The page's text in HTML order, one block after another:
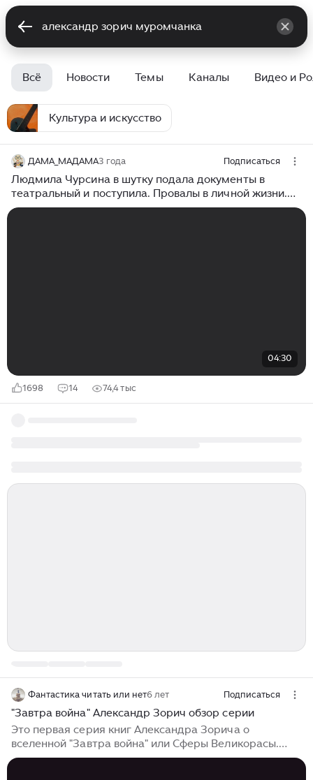
Всё Новости Темы Каналы Видео и
Культура и искусство
ДАМА_МАДАМА3 года Подписаться
Людмила Чурсина в шутку подала документы в
театральный и поступила. Провалы в личной жизни.
#новости #звездышоубизнеса #звездныеновости
04:30
1698 14 74,4 тыс
Фантастика читать или нет6 лет Подписаться
"Завтра война" Александр Зорич обзор серии
Это первая серия книг Александра Зорича о
вселенной "Завтра война" или Сферы Великорасы.
Завтра война Без пощады Время - Московское!